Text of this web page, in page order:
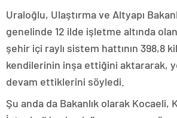
Uraloğlu, Ulaştırma ve Altyapı
genelinde 12 ilde işletme altında
şehir içi raylı sistem hattının 398,8
kendilerinin inşa ettiğini aktararak,
devam ettiklerini söyledi.
Şu anda da Bakanlık olarak Kocaeli,